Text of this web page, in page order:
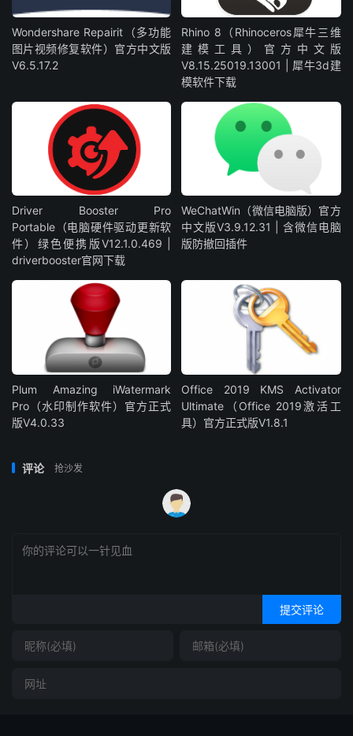
Wondershare Repairit（多功能
图片视频修复软件）官方中文版
V6.5.17.2
Rhino 8（Rhinoceros犀牛三维
建模工具）官方中文版
V8.15.25019.13001 | 犀牛3d建
模软件下载
Driver Booster Pro
Portable（电脑硬件驱动更新软
件）绿色便携版V12.1.0.469 |
driverbooster官网下载
WeChatWin（微信电脑版）官方
中文版V3.9.12.31 | 含微信电脑
版防撤回插件
Plum Amazing iWatermark
Pro（水印制作软件）官方正式
版V4.0.33
Office 2019 KMS Activator
Ultimate（Office 2019激活工
具）官方正式版V1.8.1
评论 抢沙发
提交评论